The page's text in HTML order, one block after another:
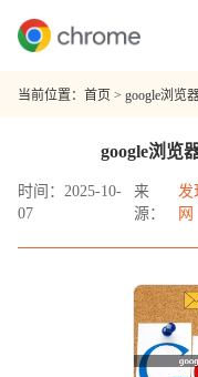
当前位置： 首页 > google浏览
google浏览
时间：2025-10-
07
来
源：
发
网